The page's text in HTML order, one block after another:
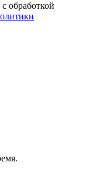
обработкой